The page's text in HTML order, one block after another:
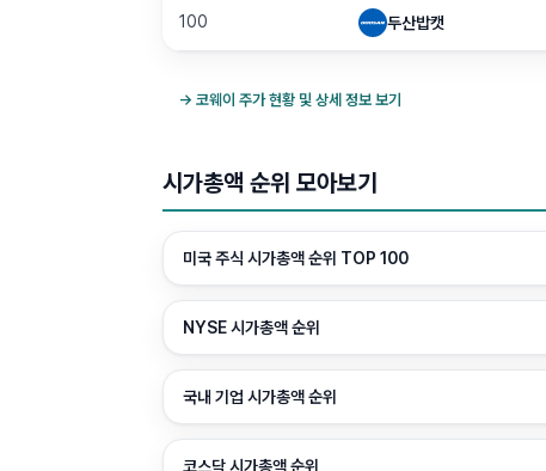
100 두산밥캣
→ 코웨이 주가 현황 및 상세 정보 보기
시가총액 순위 모아보기
미국 주식 시가총액 순위 TOP 100
NYSE 시가총액 순위
국내 기업 시가총액 순위
코스닥 시가총액 순위